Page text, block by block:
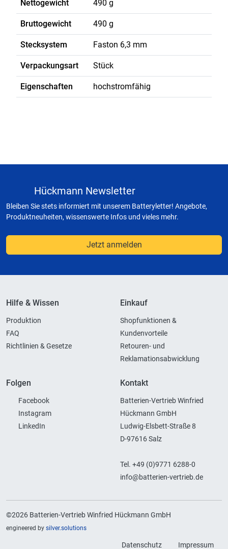
Nettogewicht 490 g
Bruttogewicht 490 g
Stecksystem Faston 6,3 mm
Verpackungsart Stück
Eigenschaften hochstromfähig
Hückmann Newsletter
Bleiben Sie stets informiert mit unserem Batteryletter! Angebote,
Produktneuheiten, wissenswerte Infos und vieles mehr.
Jetzt anmelden
Hilfe & Wissen
Produktion
FAQ
Richtlinien & Gesetze
Einkauf
Shopfunktionen &
Kundenvorteile
Retouren- und
Reklamationsabwicklung
Folgen
Facebook
Instagram
LinkedIn
Kontakt
Batterien-Vertrieb Winfried
Hückmann GmbH
Ludwig-Elsbett-Straße 8
D-97616 Salz
Tel. +49 (0)9771 6288-0
info@batterien-vertrieb.de
©2026 Batterien-Vertrieb Winfried Hückmann GmbH
engineered by silver.solutions
Datenschutz Impressum